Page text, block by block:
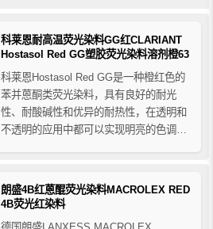
科莱恩耐高温荧光染料GG红CLARIANT
Hostasol Red GG塑胶荧光染料溶剂橙63
科莱恩Hostasol Red GG是一种橙红色的
苯并蒽酮类荧光染料，具有良好的耐光
性、耐酸碱性和优异的耐热性，在透明和
不透明的应用中都可以实现明亮的色调，
PMMA、PA、U-PVC等塑料聚合物。
朗盛4B红蒽醌荧光染料MACROLEX RED
4B荧光红染料